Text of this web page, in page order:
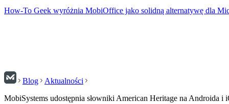
How-To Geek wyróżnia MobiOffice jako solidną alternatywę dla
Blog
Aktualności
MobiSystems udostępnia słowniki American Heritage na Androida i